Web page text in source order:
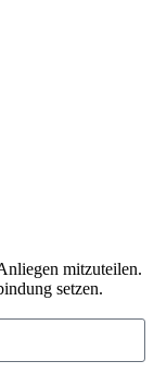
mitzuteilen.
setzen.